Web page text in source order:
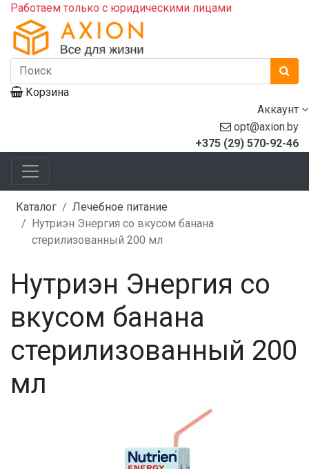
Работаем только с юридическими лицами
Корзина
Аккаунт
opt@axion.by
+375 (29) 570-92-46
Каталог
Лечебное питание
Нутриэн Энергия со вкусом банана
стерилизованный 200 мл
Нутриэн Энергия со
вкусом банана
стерилизованный 200
мл